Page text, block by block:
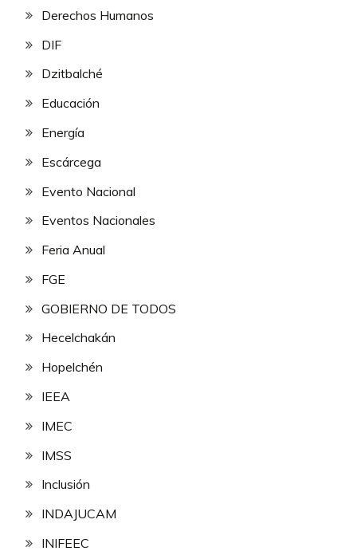
Derechos Humanos
DIF
Dzitbalché
Educación
Energía
Escárcega
Evento Nacional
Eventos Nacionales
Feria Anual
FGE
GOBIERNO DE TODOS
Hecelchakán
Hopelchén
IEEA
IMEC
IMSS
Inclusión
INDAJUCAM
INIFEEC